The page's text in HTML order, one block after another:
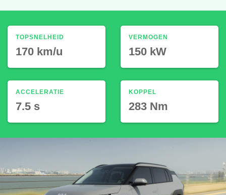
TOPSNELHEID
170 km/u
ACCELERATIE
7.5 s
VERMOGEN
150 kW
KOPPEL
283 Nm